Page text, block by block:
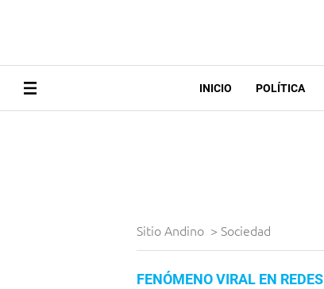
INICIO POLÍTICA
Sitio Andino > Sociedad
FENÓMENO VIRAL EN REDES